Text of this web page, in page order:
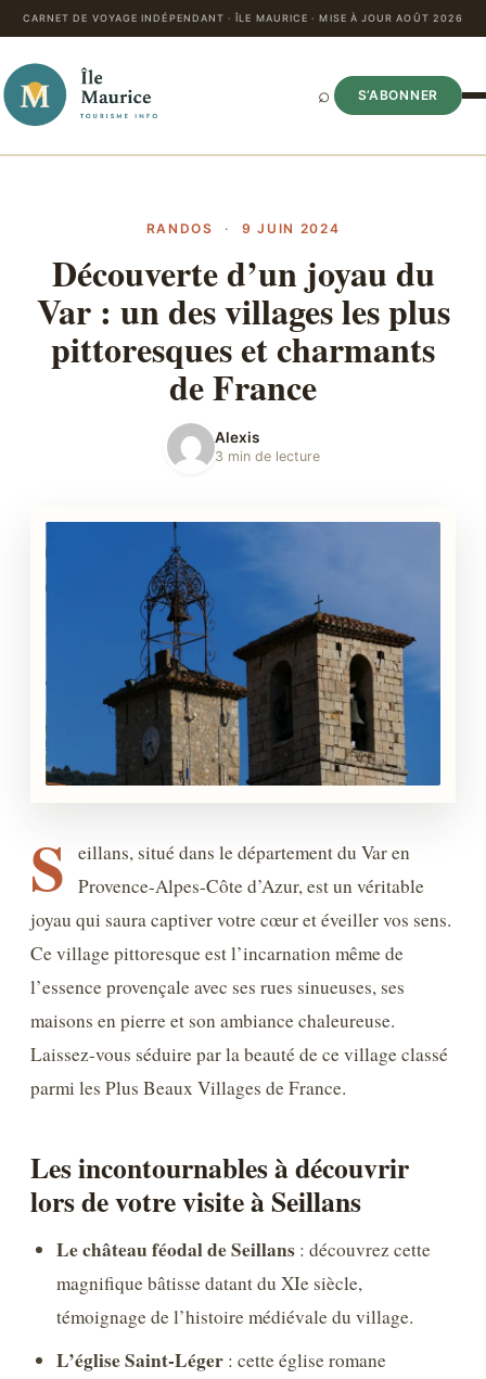
CARNET DE VOYAGE INDÉPENDANT · ÎLE MAURICE · MISE À JOUR AOÛT 2026
⌕ S’ABONNER
RANDOS · 9 JUIN 2024
Découverte d’un joyau du
Var : un des villages les plus
pittoresques et charmants
de France
Alexis
3 min de lecture
S
eillans, situé dans le département du Var en
Provence-Alpes-Côte d’Azur, est un véritable
joyau qui saura captiver votre cœur et éveiller vos sens.
Ce village pittoresque est l’incarnation même de
l’essence provençale avec ses rues sinueuses, ses
maisons en pierre et son ambiance chaleureuse.
Laissez-vous séduire par la beauté de ce village classé
parmi les Plus Beaux Villages de France.
Les incontournables à découvrir
lors de votre visite à Seillans
Le château féodal de Seillans : découvrez cette
magnifique bâtisse datant du XIe siècle,
témoignage de l’histoire médiévale du village.
L’église Saint-Léger : cette église romane